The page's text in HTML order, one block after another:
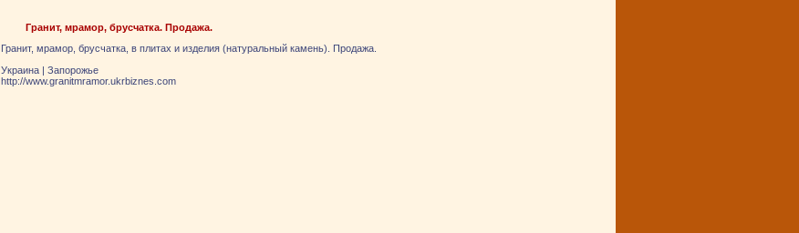
Гранит, мрамор, брусчатка. Продажа.
Гранит, мрамор, брусчатка, в плитах и изделия (натуральный камень). Продажа.
Украина | Запорожье
http://www.granitmramor.ukrbiznes.com